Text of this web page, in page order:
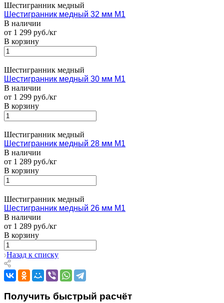
Шестигранник медный
Шестигранник медный 32 мм М1
В наличии
от 1 299 руб./кг
В корзину
Шестигранник медный
Шестигранник медный 30 мм М1
В наличии
от 1 299 руб./кг
В корзину
Шестигранник медный
Шестигранник медный 28 мм М1
В наличии
от 1 289 руб./кг
В корзину
Шестигранник медный
Шестигранник медный 26 мм М1
В наличии
от 1 289 руб./кг
В корзину
Назад к списку
Получить быстрый расчёт